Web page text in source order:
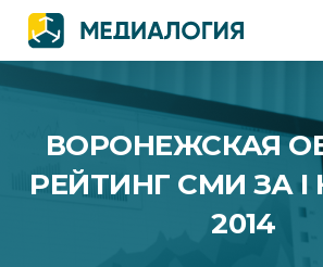
ВОРОНЕЖСКАЯ
РЕЙТИНГ СМИ ЗА I
2014